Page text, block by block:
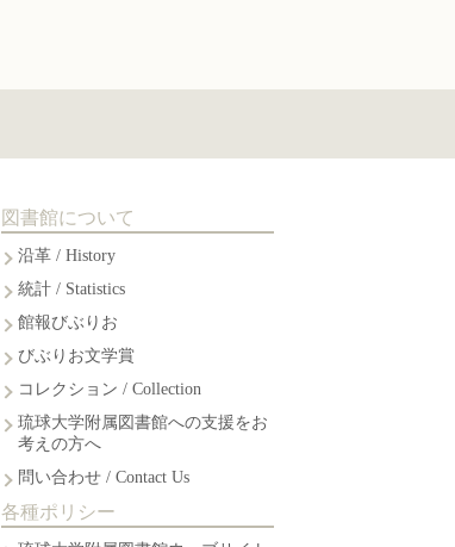
図書館について
沿革 / History
統計 / Statistics
館報びぶりお
びぶりお文学賞
コレクション / Collection
琉球大学附属図書館への支援をお
考えの方へ
問い合わせ / Contact Us
各種ポリシー